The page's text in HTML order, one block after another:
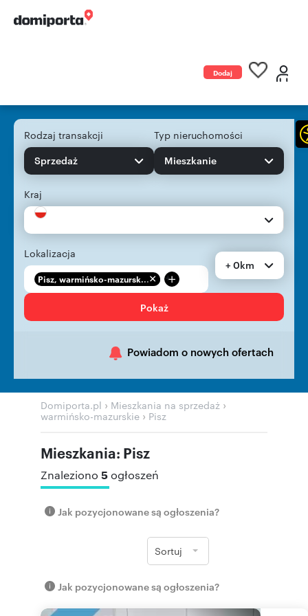
Dodaj
Rodzaj transakcji
Sprzedaż
Typ nieruchomości
Mieszkanie
Kraj
Lokalizacja
Pisz, warmińsko-mazursk... +
+ 0km
Pokaż
Powiadom o nowych ofertach
Domiporta.pl › Mieszkania na sprzedaż ›
warmińsko-mazurskie › Pisz
Mieszkania: Pisz
Znaleziono 5ogłoszeń
Jak pozycjonowane są ogłoszenia?
Sortuj
Jak pozycjonowane są ogłoszenia?